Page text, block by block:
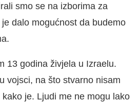
smo se na izborima za
dalo mogućnost da budemo
13 godina živjela u Izraelu.
vojsci, na što stvarno nisam
je. Ljudi me ne mogu lako